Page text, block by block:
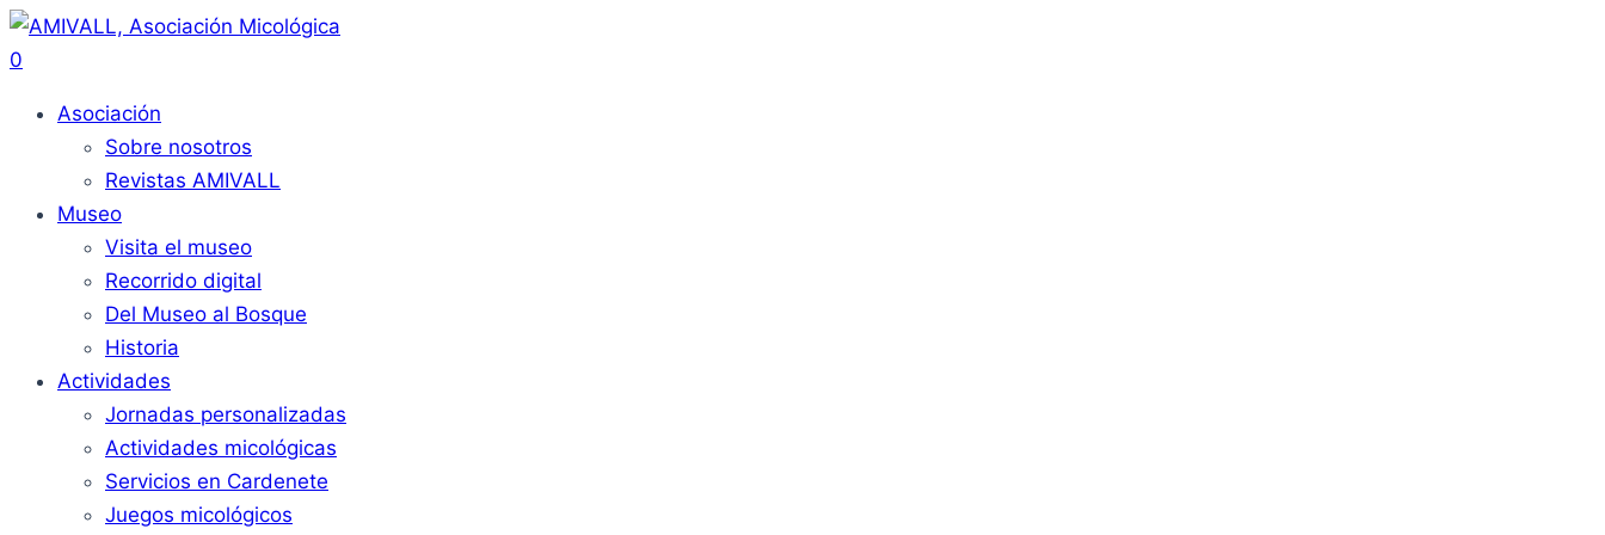
0
Asociación
Sobre nosotros
Revistas AMIVALL
Museo
Visita el museo
Recorrido digital
Del Museo al Bosque
Historia
Actividades
Jornadas personalizadas
Actividades micológicas
Servicios en Cardenete
Juegos micológicos